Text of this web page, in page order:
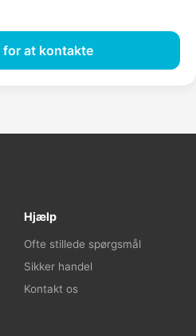
for at kontakte
Hjælp
Ofte stillede spørgsmål
Sikker handel
Kontakt os